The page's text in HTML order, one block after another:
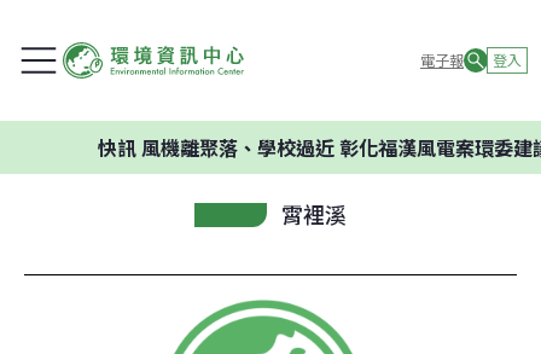
電子報 登入
風機離聚落、學校過近 彰化福漢風電案環委建議不應
霄裡溪